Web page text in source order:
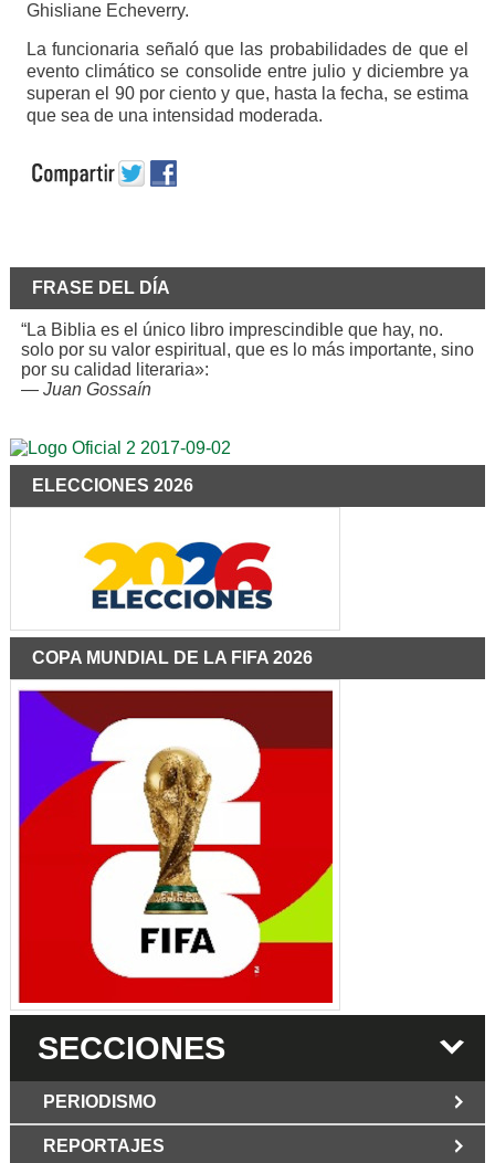
Ghisliane Echeverry.
La funcionaria señaló que las probabilidades de que el
evento climático se consolide entre julio y diciembre ya
superan el 90 por ciento y que, hasta la fecha, se estima
que sea de una intensidad moderada.
FRASE DEL DÍA
“La Biblia es el único libro imprescindible que hay, no.
solo por su valor espiritual, que es lo más importante, sino
por su calidad literaria»:
— Juan Gossaín
ELECCIONES 2026
COPA MUNDIAL DE LA FIFA 2026
SECCIONES
PERIODISMO
REPORTAJES